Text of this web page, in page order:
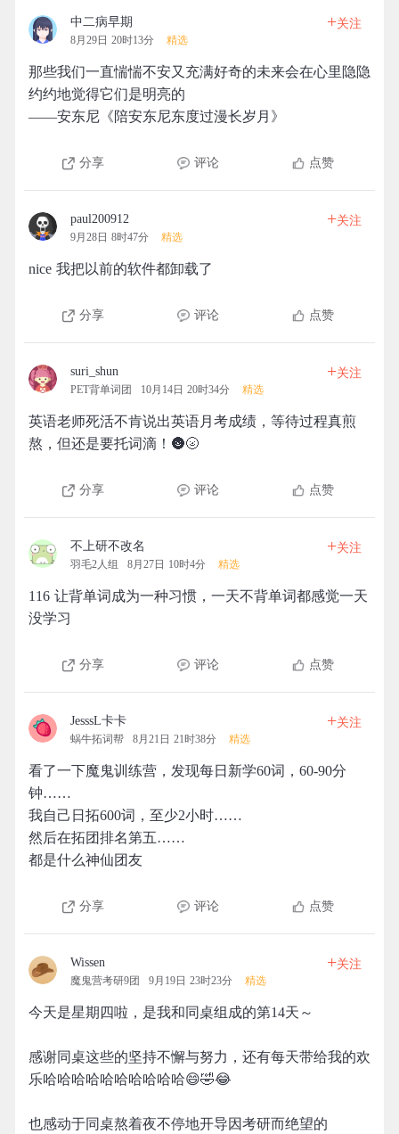
中二病早期
8月29日 20时13分 精选
+关注
那些我们一直惴惴不安又充满好奇的未来会在心里隐隐
约约地觉得它们是明亮的
——安东尼《陪安东尼东度过漫长岁月》
分享 评论 点赞
paul200912
9月28日 8时47分 精选
+关注
nice 我把以前的软件都卸载了
分享 评论 点赞
suri_shun
PET背单词团 10月14日 20时34分 精选
+关注
英语老师死活不肯说出英语月考成绩，等待过程真煎
熬，但还是要托词滴！🌚🌝
分享 评论 点赞
不上研不改名
羽毛2人组 8月27日 10时4分 精选
+关注
116 让背单词成为一种习惯，一天不背单词都感觉一天
没学习
分享 评论 点赞
JesssL卡卡
蜗牛拓词帮 8月21日 21时38分 精选
+关注
看了一下魔鬼训练营，发现每日新学60词，60-90分
钟……
我自己日拓600词，至少2小时……
然后在拓团排名第五……
都是什么神仙团友
分享 评论 点赞
Wissen
魔鬼营考研9团 9月19日 23时23分 精选
+关注
今天是星期四啦，是我和同桌组成的第14天～
感谢同桌这些的坚持不懈与努力，还有每天带给我的欢
乐哈哈哈哈哈哈哈哈哈哈😄🤣😂
也感动于同桌熬着夜不停地开导因考研而绝望的